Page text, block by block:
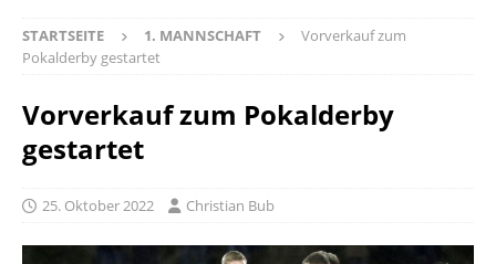
STARTSEITE 1. MANNSCHAFT
Vorverkauf zum
Pokalderby gestartet
Vorverkauf zum Pokalderby
gestartet
25. Oktober 2022 Christian Bub